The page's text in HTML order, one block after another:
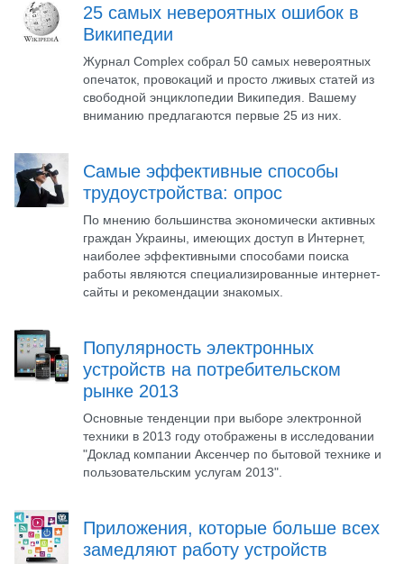
25 самых невероятных ошибок в
Википедии
Журнал Complex собрал 50 самых невероятных
опечаток, провокаций и просто лживых статей из
свободной энциклопедии Википедия. Вашему
вниманию предлагаются первые 25 из них.
Самые эффективные способы
трудоустройства: опрос
По мнению большинства экономически активных
граждан Украины, имеющих доступ в Интернет,
наиболее эффективными способами поиска
работы являются специализированные интернет-
сайты и рекомендации знакомых.
Популярность электронных
устройств на потребительском
рынке 2013
Основные тенденции при выборе электронной
техники в 2013 году отображены в исследовании
"Доклад компании Аксенчер по бытовой технике и
пользовательским услугам 2013".
Приложения, которые больше всех
замедляют работу устройств